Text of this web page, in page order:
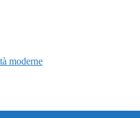
moderne